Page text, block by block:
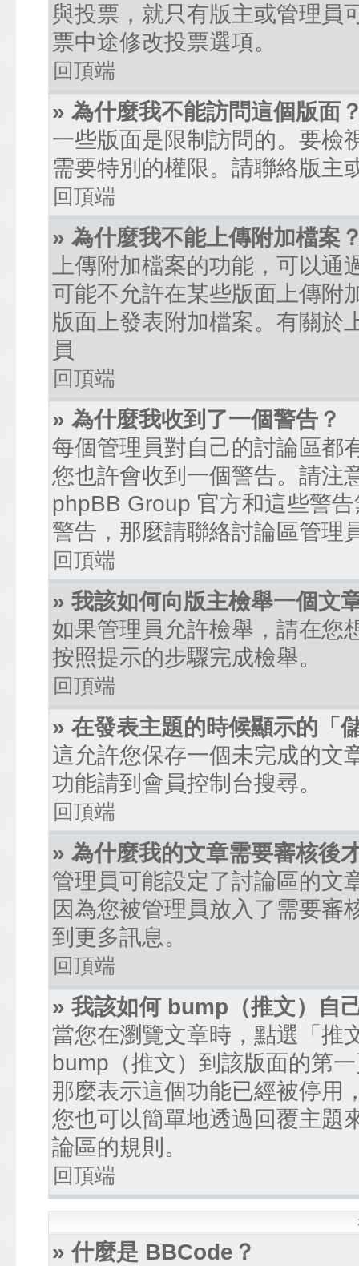
與投票，就只有版主或管理員
票中途修改投票選項。
回頂端
» 為什麼我不能訪問這個版面
一些版面是限制訪問的。要檢
需要特別的權限。請聯絡版主
回頂端
» 為什麼我不能上傳附加檔案
上傳附加檔案的功能，可以
可能不允許在某些版面上傳附
版面上發表附加檔案。有關於
員
回頂端
» 為什麼我收到了一個警告？
每個管理員對自己的討論區都
您也許會收到一個警告。請注
phpBB Group 官方和這些警
警告，那麼請聯絡討論區管理
回頂端
» 我該如何向版主檢舉一個文
如果管理員允許檢舉，請在您
按照提示的步驟完成檢舉。
回頂端
» 在發表主題的時候顯示的「
這允許您保存一個未完成的文
功能請到會員控制台搜尋。
回頂端
» 為什麼我的文章需要審核後
管理員可能設定了討論區的文
因為您被管理員放入了需要審
到更多訊息。
回頂端
» 我該如何 bump（推文）自
當您在瀏覽文章時，點選「推
bump（推文）到該版面的第
那麼表示這個功能已經被停用
您也可以簡單地透過回覆主題
論區的規則。
回頂端
» 什麼是 BBCode？